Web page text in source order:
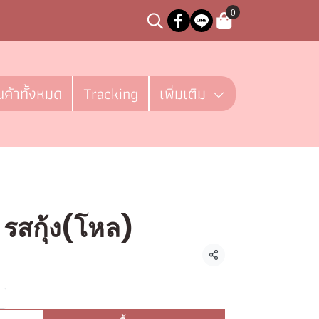
0
าทั้งหมด Tracking เพิ่มเติม
รสกุ้ง(โหล)
แชร์